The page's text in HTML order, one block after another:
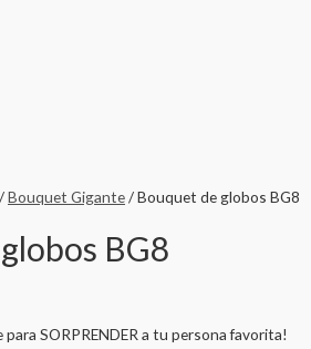
/Bouquet Gigante/ Bouquet de globos BG8
BG8
SORPRENDER a tu persona favorita!